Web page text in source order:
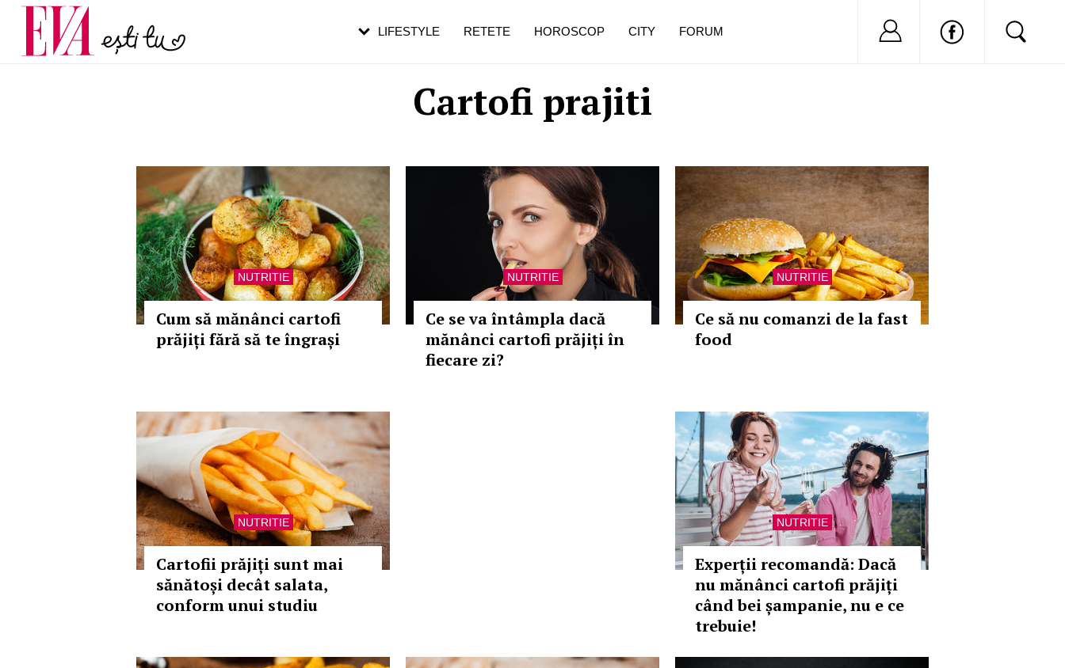
Cartofi prajiti
NUTRITIE
Cum să mănânci cartofi
prăjiți fără să te îngrași
NUTRITIE
Ce se va întâmpla dacă
mănânci cartofi prăjiți în
fiecare zi?
NUTRITIE
Ce să nu comanzi de la fast
food
NUTRITIE
Cartofii prăjiți sunt mai
sănătoși decât salata,
conform unui studiu
NUTRITIE
Experții recomandă: Dacă
nu mănânci cartofi prăjiți
când bei șampanie, nu e ce
trebuie!
LIFESTYLE RETETE HOROSCOP CITY FORUM Nu ai cont?
Carieră
Actualitate
pe măsură ce înaintezi în vârstă
de dureroasă este investigația